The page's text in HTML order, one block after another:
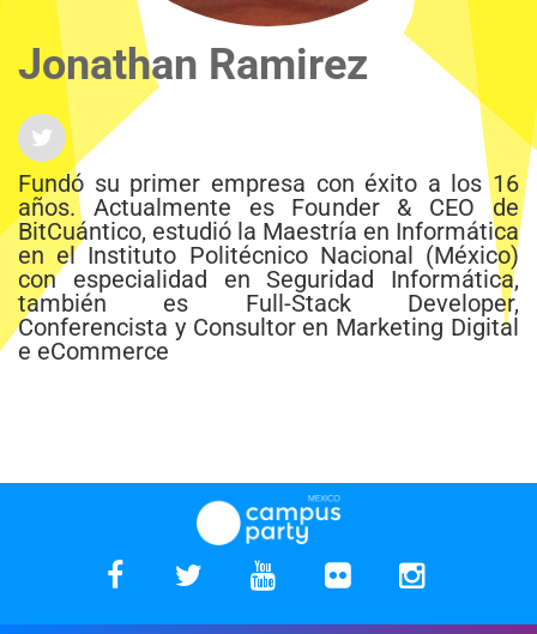
Jonathan Ramirez
Fundó su primer empresa con éxito a los 16
años. Actualmente es Founder & CEO de
BitCuántico, estudió la Maestría en Informática
en el Instituto Politécnico Nacional (México)
con especialidad en Seguridad Informática,
también es Full-Stack Developer,
Conferencista y Consultor en Marketing Digital
e eCommerce